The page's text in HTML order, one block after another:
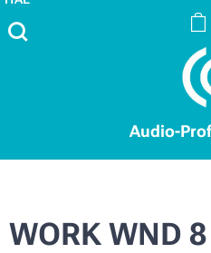
Audio-
WORK WND